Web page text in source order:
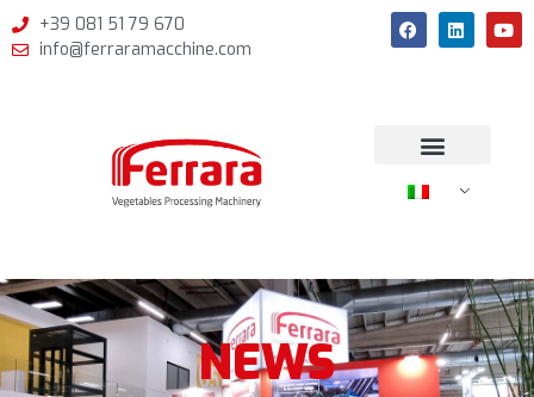
+39 081 51 79 670
info@ferraramacchine.com
NEWS